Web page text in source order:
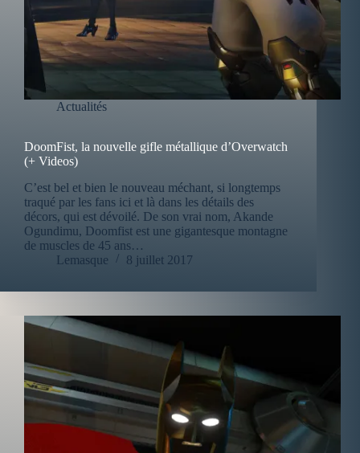
Actualités
DoomFist, la nouvelle gifle métallique d’Overwatch
(+ Videos)
C’est bel et bien le nouveau méchant, si longtemps
traqué par les fans ici et là dans les détails des
décors, qui est dévoilé. De son vrai nom, Akande
Ogundimu, Doomfist est une gigantesque montagne
de muscles de 45 ans…
Lemasque
8 juillet 2017